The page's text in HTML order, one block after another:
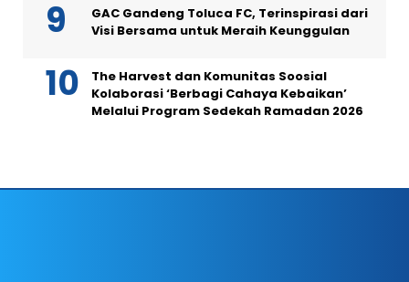
GAC Gandeng Toluca FC, Terinspirasi dari
Visi Bersama untuk Meraih Keunggulan
The Harvest dan Komunitas Soosial
Kolaborasi ‘Berbagi Cahaya Kebaikan’
Melalui Program Sedekah Ramadan 2026